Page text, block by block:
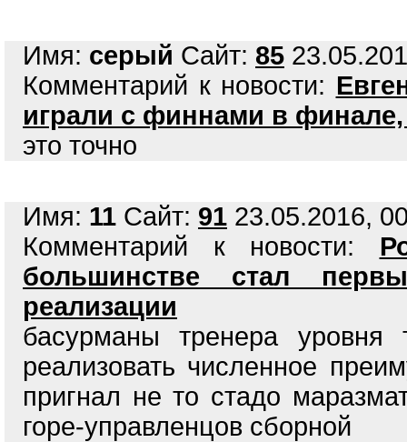
Имя: серый Сайт: 85
Комментарий к новости:
играли с финнами в
это точно
Имя: 11 Сайт: 91 23.05.2016,
Комментарий к новости:
большинстве стал
реализации
басурманы тренера уровня
реализовать численное
пригнал не то стадо
горе-управленцов сборной